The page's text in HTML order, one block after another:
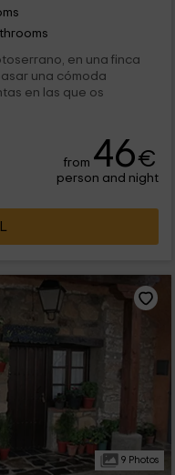
en una finca
una cómoda
en las que os
from 46€
person and night
9 Photos